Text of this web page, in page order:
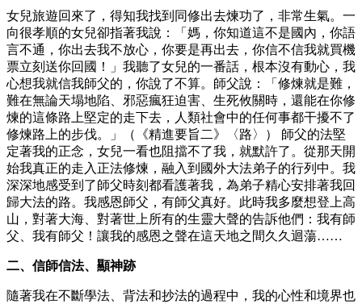
女兒旅遊回來了，得知我找到同修出去煉功了，非常生氣。一
向很孝順的女兒卻指著我說：「媽，你知道這不是國內，你語
言不通，你出去我不放心，你要是再出去，你信不信我就買機
票立刻送你回國！」我聽了女兒的一番話，根本沒有動心，我
心想我就信我師父的，你說了不算。師父說：「修煉就是難，
難在無論天塌地陷、邪惡瘋狂迫害、生死攸關時，還能在你修
煉的這條路上堅定的走下去，人類社會中的任何事都干擾不了
修煉路上的步伐。」（《精進要旨二》〈路〉） 師父的法堅
定著我的正念，女兒一看也阻擋不了我，就默許了。從那天開
始我真正的走入正法修煉，融入到國外大法弟子的行列中。我
深深地感受到了師父時刻都看護著我，為弟子精心安排著我回
歸大法的路。我感恩師父，有師父真好。此時我多麼想登上高
山，對著大海、對著世上所有的生靈大聲的告訴他們：我有師
父、我有師父！讓我的感恩之聲在這天地之間久久迴蕩……
二、信師信法、顯神跡
隨著我在不斷學法、背法和抄法的過程中，我的心性和境界也